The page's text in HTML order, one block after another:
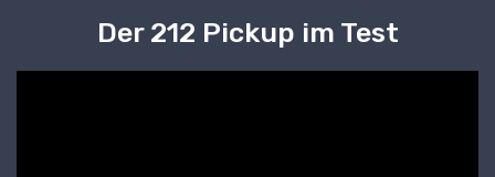
Der 212 Pickup im Test